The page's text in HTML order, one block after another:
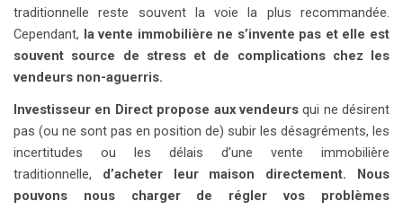
traditionnelle reste souvent la voie la plus recommandée.
Cependant, la vente immobilière ne s’invente pas et elle est
souvent source de stress et de complications chez les
vendeurs non-aguerris.
Investisseur en Direct propose aux vendeursqui ne désirent
pas (ou ne sont pas en position de) subir les désagréments, les
incertitudes ou les délais d’une vente immobilière
traditionnelle, d’acheter leur maison directement. Nous
pouvons nous charger de régler vos problèmes